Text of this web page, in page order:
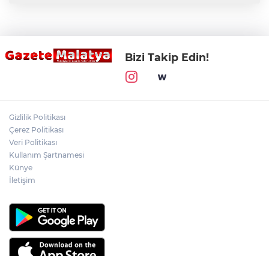
Bizi Takip Edin!
Gizlilik Politikası
Çerez Politikası
Veri Politikası
Kullanım Şartnamesi
Künye
İletişim